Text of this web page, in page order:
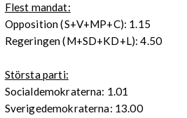
Flest mandat:
Opposition (S+V+MP+C): 1.15
Regeringen (M+SD+KD+L): 4.50
Största parti:
Socialdemokraterna: 1.01
Sverigedemokraterna: 13.00